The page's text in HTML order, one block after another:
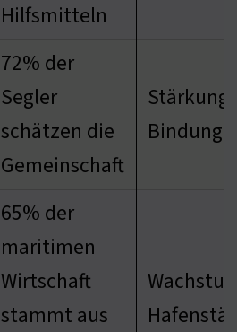
Hilfsmitteln
72% der
Segler
schätzen die
Gemeinschaft
Stärkung
65% der
maritimen
Wirtschaft
stammt aus